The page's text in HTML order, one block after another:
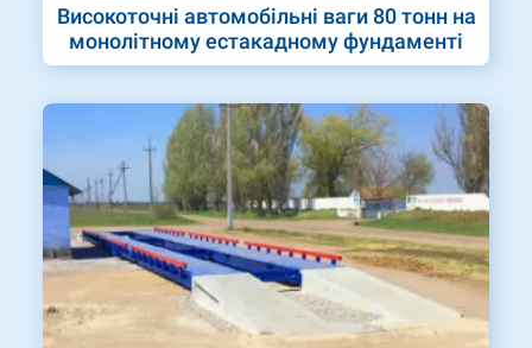
Високоточні автомобільні ваги 80 тонн на
монолітному естакадному фундаменті